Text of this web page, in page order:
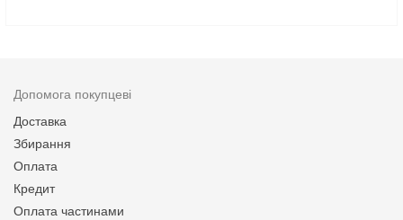
Допомога покупцеві
Доставка
Збирання
Оплата
Кредит
Оплата частинами